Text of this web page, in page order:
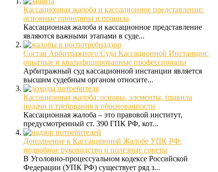
Кассационная жалоба и кассационное представление:
основные принципы и правила
Кассационная жалоба и кассационное представление
являются важными этапами в суде...
Состав Арбитражного Суда Кассационной Инстанции:
опытные и квалифицированные профессионалы
Арбитражный суд кассационной инстанции является
высшим судебным органом относите...
Кассационная жалоба: основы, элементы, правила
подачи и требования к обоснованности
Кассационная жалоба – это правовой институт,
предусмотренный ст. 390 ГПК РФ, кот...
Дополнение к Кассационной Жалобе УПК РФ:
подробное руководство и полезные советы
В Уголовно-процессуальном кодексе Российской
Федерации (УПК РФ) существует ряд з...